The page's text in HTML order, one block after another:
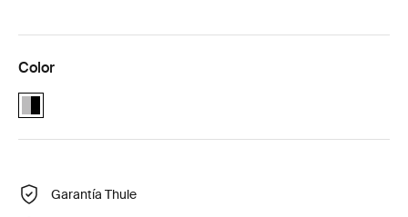
Color
Alu-Black (selected)
Garantía Thule